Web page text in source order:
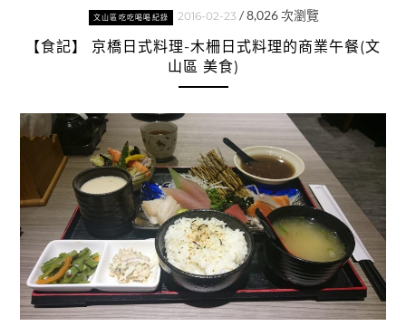
文山區吃吃喝喝紀錄 2016-02-23 /8,026次瀏覽
【食記】 京橋日式料理-木柵日式料理的商業午餐(文
山區 美食)